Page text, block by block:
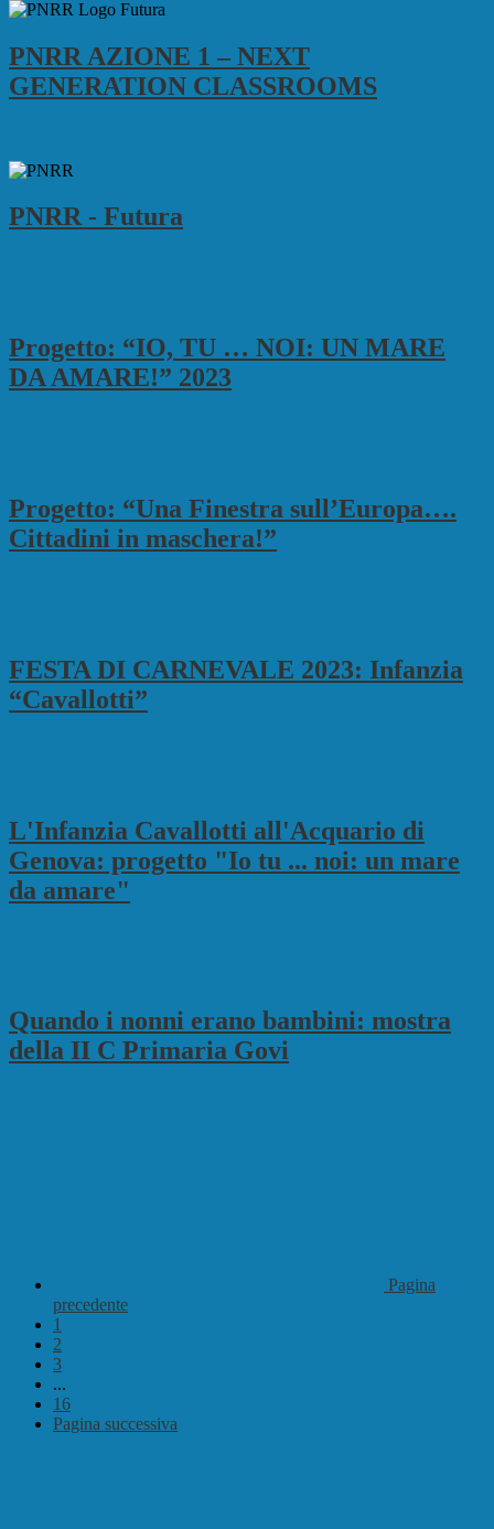
PNRR AZIONE 1 – NEXT
GENERATION CLASSROOMS
PNRR - Futura
Progetto: “IO, TU … NOI: UN MARE
DA AMARE!” 2023
Progetto: “Una Finestra sull’Europa….
Cittadini in maschera!”
FESTA DI CARNEVALE 2023: Infanzia
“Cavallotti”
L'Infanzia Cavallotti all'Acquario di
Genova: progetto "Io tu ... noi: un mare
da amare"
Quando i nonni erano bambini: mostra
della II C Primaria Govi
Pagina
precedente
1
2
3
...
16
Pagina successiva